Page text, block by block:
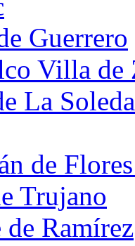
Guerrero
Villa de
La
de
Trujano
de Ramírez